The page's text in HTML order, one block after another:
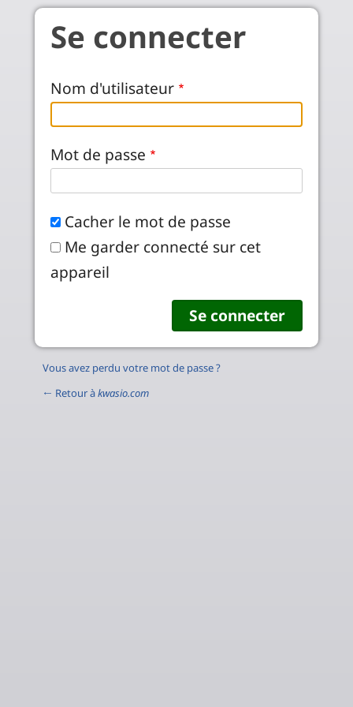
Aller au contenu principal
Se connecter
Nom d'utilisateur
Mot de passe
Cacher le mot de passe
Me garder connecté sur cet
appareil
Vous avez perdu votre mot de passe ?
← Retour àkwasio.com